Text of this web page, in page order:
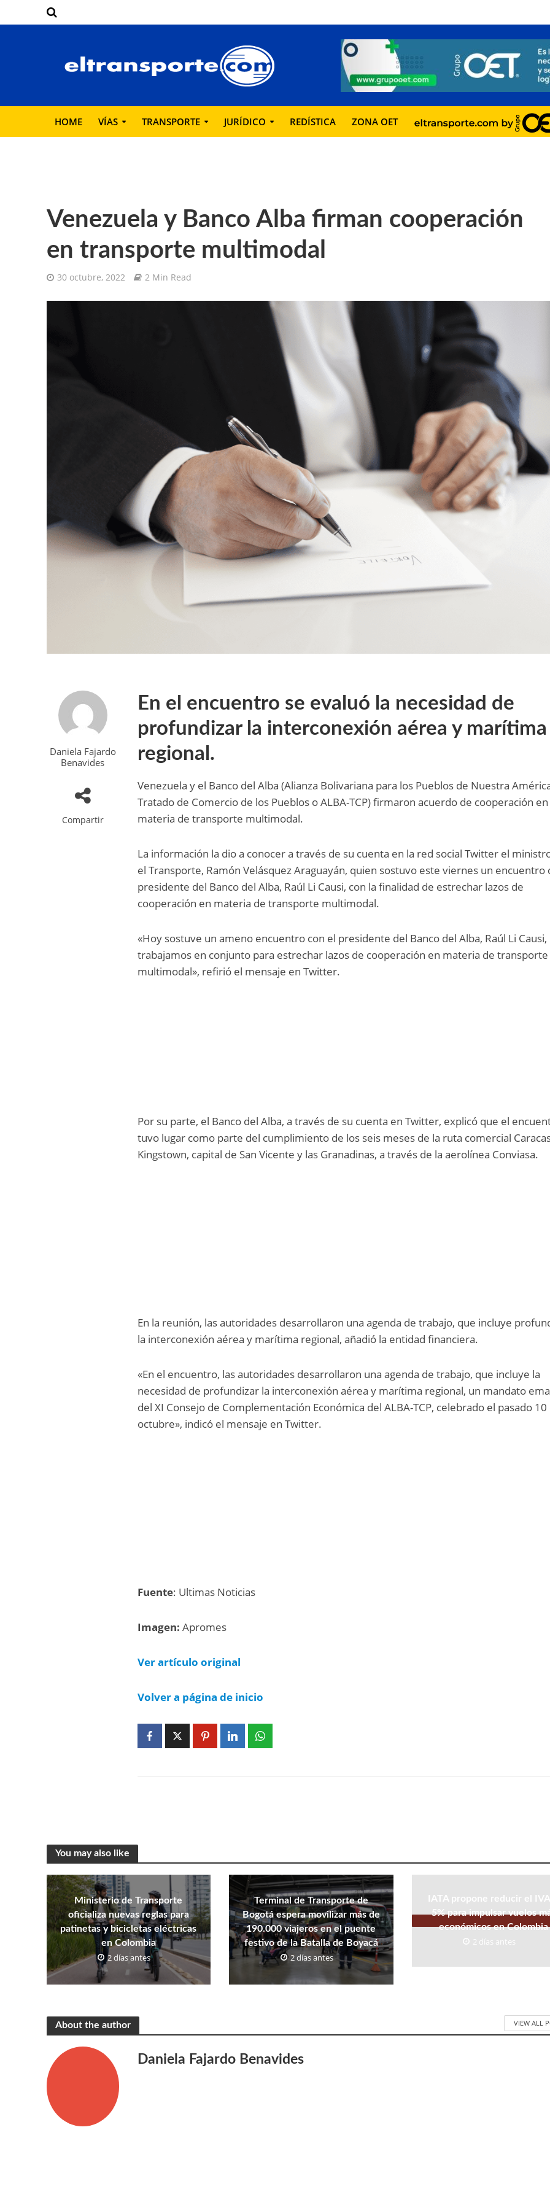
HOME VÍAS TRANSPORTE JURÍDICO REDÍSTICA ZONA OET
Venezuela y Banco Alba firman cooperación
en transporte multimodal
30 octubre, 2022 2 Min Read
Daniela Fajardo
Benavides
Compartir
En el encuentro se evaluó la necesidad de
profundizar la interconexión aérea y marítima
regional.
Venezuela y el Banco del Alba (Alianza Bolivariana para los Pueblos de Nuestra
Tratado de Comercio de los Pueblos o ALBA-TCP) firmaron acuerdo de cooperación en
materia de transporte multimodal.
La información la dio a conocer a través de su cuenta en la red social Twitter el
el Transporte, Ramón Velásquez Araguayán, quien sostuvo este viernes un encuentro
presidente del Banco del Alba, Raúl Li Causi, con la finalidad de estrechar lazos de
cooperación en materia de transporte multimodal.
«Hoy sostuve un ameno encuentro con el presidente del Banco del Alba, Raúl Li Causi,
trabajamos en conjunto para estrechar lazos de cooperación en materia de transporte
multimodal», refirió el mensaje en Twitter.
Por su parte, el Banco del Alba, a través de su cuenta en Twitter, explicó que el
tuvo lugar como parte del cumplimiento de los seis meses de la ruta comercial
Kingstown, capital de San Vicente y las Granadinas, a través de la aerolínea Conviasa.
En la reunión, las autoridades desarrollaron una agenda de trabajo, que incluye
la interconexión aérea y marítima regional, añadió la entidad financiera.
«En el encuentro, las autoridades desarrollaron una agenda de trabajo, que incluye la
necesidad de profundizar la interconexión aérea y marítima regional, un mandato
del XI Consejo de Complementación Económica del ALBA-TCP, celebrado el pasado 10
octubre», indicó el mensaje en Twitter.
Fuente: Ultimas Noticias
Imagen: Apromes
Ver artículo original
Volver a página de inicio
You may also like
Ministerio de Transporte
oficializa nuevas reglas para
patinetas y bicicletas eléctricas
en Colombia
2 días antes
Terminal de Transporte de
Bogotá espera movilizar más de
190.000 viajeros en el puente
festivo de la Batalla de Boyacá
2 días antes
IATA propone reducir el
5% para impulsar vuelos
económicos en Colombia
2 días antes
About the author VIEW ALL
Daniela Fajardo Benavides